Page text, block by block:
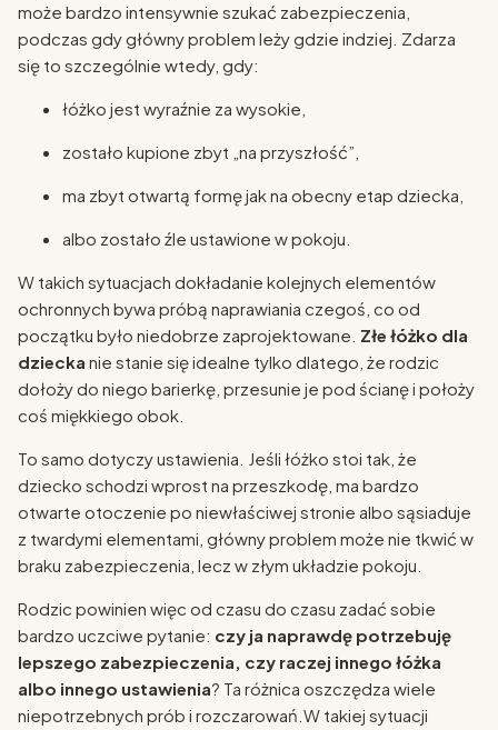
może bardzo intensywnie szukać zabezpieczenia,
podczas gdy główny problem leży gdzie indziej. Zdarza
się to szczególnie wtedy, gdy:
łóżko jest wyraźnie za wysokie,
zostało kupione zbyt „na przyszłość”,
ma zbyt otwartą formę jak na obecny etap dziecka,
albo zostało źle ustawione w pokoju.
W takich sytuacjach dokładanie kolejnych elementów
ochronnych bywa próbą naprawiania czegoś, co od
początku było niedobrze zaprojektowane. Złe łóżko dla
dziecka nie stanie się idealne tylko dlatego, że rodzic
dołoży do niego barierkę, przesunie je pod ścianę i położy
coś miękkiego obok.
To samo dotyczy ustawienia. Jeśli łóżko stoi tak, że
dziecko schodzi wprost na przeszkodę, ma bardzo
otwarte otoczenie po niewłaściwej stronie albo sąsiaduje
z twardymi elementami, główny problem może nie tkwić w
braku zabezpieczenia, lecz w złym układzie pokoju.
Rodzic powinien więc od czasu do czasu zadać sobie
bardzo uczciwe pytanie: czy ja naprawdę potrzebuję
lepszego zabezpieczenia, czy raczej innego łóżka
albo innego ustawienia? Ta różnica oszczędza wiele
niepotrzebnych prób i rozczarowań.W takiej sytuacji